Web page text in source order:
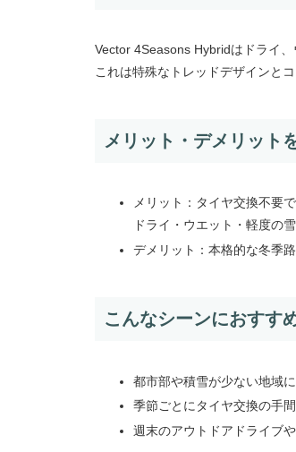
Vector 4Seasons Hybridはドライ
これは特殊なトレッドデザインと
メリット・デメリット
メリット：タイヤ交換不要
ドライ・ウエット・軽度の
デメリット：本格的な冬季
こんなシーンにおすす
都市部や積雪が少ない地域
季節ごとにタイヤ交換の手
週末のアウトドアドライブ